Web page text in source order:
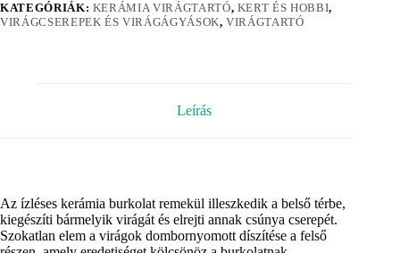
KATEGÓRIÁK: KERÁMIA VIRÁGTARTÓ, KERT ÉS HOBBI,
VIRÁGCSEREPEK ÉS VIRÁGÁGYÁSOK,VIRÁGTARTÓ
Leírás
Az ízléses kerámia burkolat remekül illeszkedik a belső térbe,
kiegészíti bármelyik virágát és elrejti annak csúnya cserepét.
Szokatlan elem a virágok dombornyomott díszítése a felső